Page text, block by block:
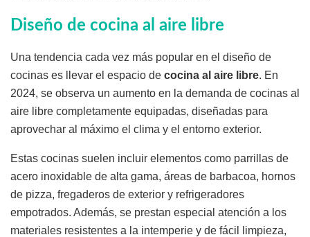
Diseño de cocina al aire libre
Una tendencia cada vez más popular en el diseño de
cocinas es llevar el espacio de cocina al aire libre. En
2024, se observa un aumento en la demanda de cocinas al
aire libre completamente equipadas, diseñadas para
aprovechar al máximo el clima y el entorno exterior.
Estas cocinas suelen incluir elementos como parrillas de
acero inoxidable de alta gama, áreas de barbacoa, hornos
de pizza, fregaderos de exterior y refrigeradores
empotrados. Además, se prestan especial atención a los
materiales resistentes a la intemperie y de fácil limpieza,